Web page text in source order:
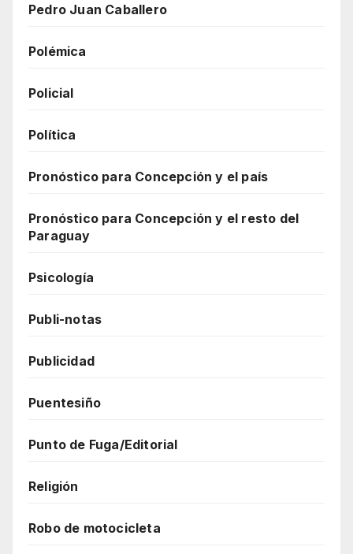
Pedro Juan Caballero
Polémica
Policial
Política
Pronóstico para Concepción y el país
Pronóstico para Concepción y el resto del
Paraguay
Psicología
Publi-notas
Publicidad
Puentesiño
Punto de Fuga/Editorial
Religión
Robo de motocicleta